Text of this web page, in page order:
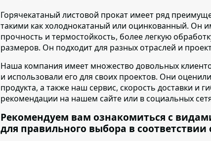
Горячекатаный листовой прокат имеет ряд
такими как холоднокатаный или оцинкованный. Он
прочность и термостойкость, более легкую
размеров. Он подходит для разных отраслей и
Наша компания имеет множество довольных
и использовали его для своих проектов. Они
продукта, а также наш сервис, скорость доставки и
рекомендации на нашем сайте или в социальных
Рекомендуем вам ознакомиться с
для правильного выбора в